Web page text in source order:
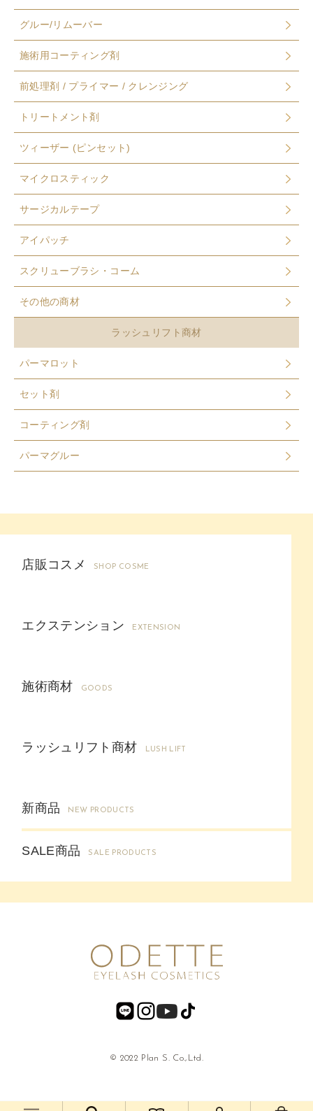
グルー/リムーバー
施術用コーティング剤
前処理剤 / プライマー / クレンジング
トリートメント剤
ツィーザー (ピンセット)
マイクロスティック
サージカルテープ
アイパッチ
スクリューブラシ・コーム
その他の商材
ラッシュリフト商材
パーマロット
セット剤
コーティング剤
パーマグルー
店販コスメ SHOP COSME
エクステンション EXTENSION
施術商材 GOODS
ラッシュリフト商材 LUSH LIFT
新商品 NEW PRODUCTS
SALE商品 SALE PRODUCTS
© 2022 Plan S. Co.,Ltd.